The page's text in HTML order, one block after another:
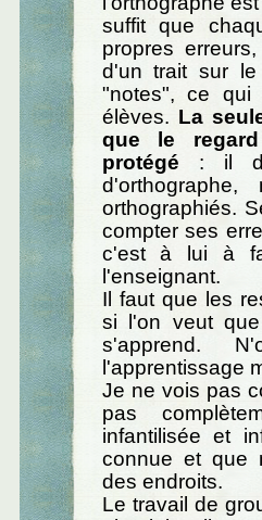
suffit que
propres
d'un trait sur
"notes", ce
élèves. La
que le
protégé : il
orthographiés.
compter ses
c'est à lui à
l'enseignant.
Il faut que les
si l'on veut
s'apprend.
l'apprentissage
Je ne vois pas
pas
infantilisée et
connue et que
des endroits.
Le travail de